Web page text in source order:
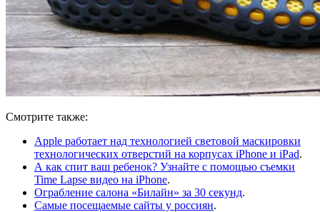
Смотрите также:
Apple работает над технологией световой маскировки
технологических отверстий на корпусах iPhone и iPad.
А как спит ваш ребенок? Узнайте с помощью съемки
Time Lapse видео на iPhone.
Ограбление салона «Билайн» за 30 секунд.
Самые посещаемые сайты у россиян.